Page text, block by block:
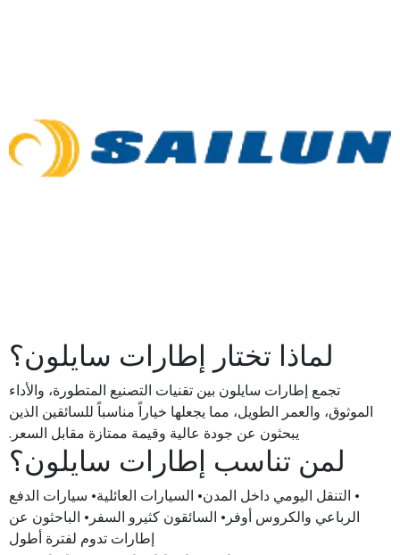
لماذا تختار إطارات سايلون؟
تجمع إطارات سايلون بين تقنيات التصنيع المتطورة، والأداء
الموثوق، والعمر الطويل، مما يجعلها خياراً مناسباً للسائقين الذين
يبحثون عن جودة عالية وقيمة ممتازة مقابل السعر.
لمن تناسب إطارات سايلون؟
• التنقل اليومي داخل المدن• السيارات العائلية• سيارات الدفع
الرباعي والكروس أوفر• السائقون كثيرو السفر• الباحثون عن
إطارات تدوم لفترة أطول